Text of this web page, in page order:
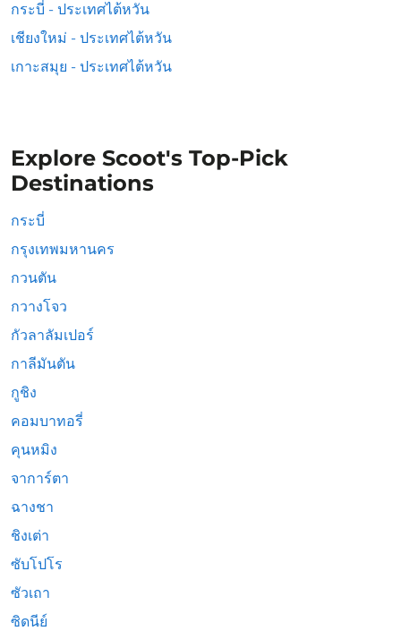
กระบี่ - ประเทศไต้หวัน
เชียงใหม่ - ประเทศไต้หวัน
เกาะสมุย - ประเทศไต้หวัน
Explore Scoot's Top-Pick
Destinations
กระบี่
กรุงเทพมหานคร
กวนตัน
กวางโจว
กัวลาลัมเปอร์
กาลีมันตัน
กูชิง
คอมบาทอรี่
คุนหมิง
จาการ์ตา
ฉางชา
ชิงเต่า
ซับโปโร
ซัวเถา
ซิดนีย์